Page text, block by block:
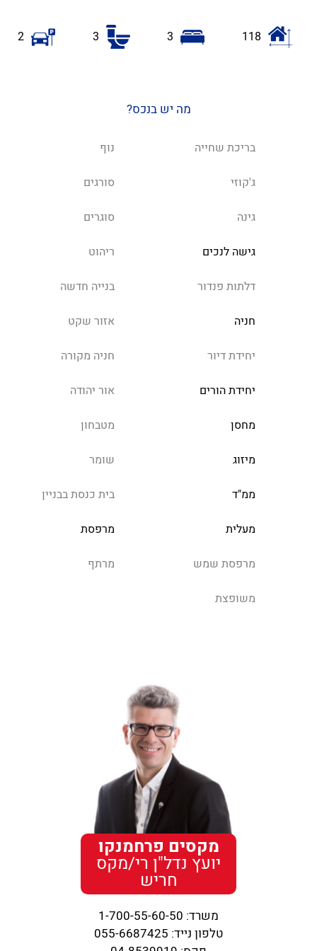
118
3
3
2
מה יש בנכס?
בריכת שחייה נוף
ג'קוזי סורגים
גינה סוגרים
גישה לנכים ריהוט
דלתות פנדור בנייה חדשה
חניה אזור שקט
יחידת דיור חניה מקורה
יחידת הורים אור יהודה
מחסן מטבחון
מיזוג שומר
ממ"ד בית כנסת בבניין
מעלית מרפסת
מרפסת שמש מרתף
משופצת
מקסים פרחמנקו
יועץ נדל"ן רי/מקס
חריש
משרד: 1-700-55-60-50
טלפון נייד: 055-6687425